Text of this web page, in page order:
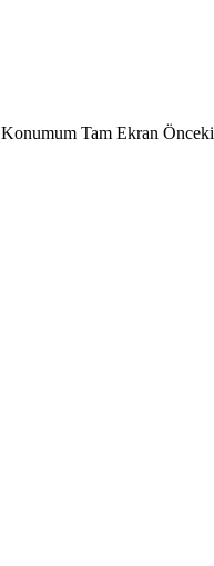
Konumum Tam Ekran Önceki